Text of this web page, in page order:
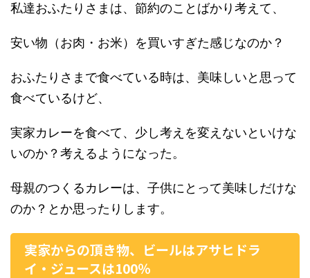
私達おふたりさまは、節約のことばかり考えて、
安い物（お肉・お米）を買いすぎた感じなのか？
おふたりさまで食べている時は、美味しいと思って
食べているけど、
実家カレーを食べて、少し考えを変えないといけな
いのか？考えるようになった。
母親のつくるカレーは、子供にとって美味しだけな
のか？とか思ったりします。
実家からの頂き物、ビールはアサヒドラ
イ・ジュースは100％